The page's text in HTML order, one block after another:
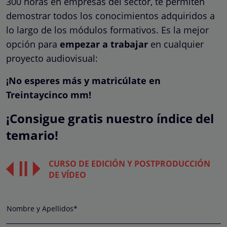
demostrar todos los conocimientos adquiridos a
lo largo de los módulos formativos. Es la mejor
opción para empezar a trabajar en cualquier
proyecto audiovisual:
¡No esperes más y matricúlate en
Treintaycinco mm!
¡Consigue gratis nuestro índice del
temario!
CURSO DE EDICIÓN Y POSTPRODUCCIÓN
DE VÍDEO
Nombre y Apellidos*